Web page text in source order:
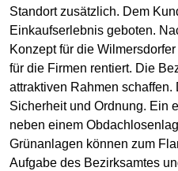
Standort zusätzlich. Dem
Einkaufserlebnis geboten.
Konzept für die
für die Firmen rentiert. Die
attraktiven Rahmen
Sicherheit und Ordnung. Ein
neben einem
Grünanlagen können zum
Aufgabe des Bezirksamtes